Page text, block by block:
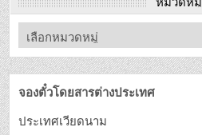
จองตั๋วโดยสารต่างประเทศ
ประเทศเวียดนาม